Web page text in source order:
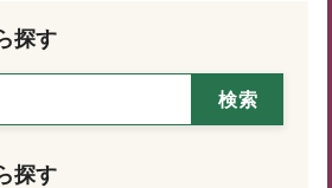
探す
探す